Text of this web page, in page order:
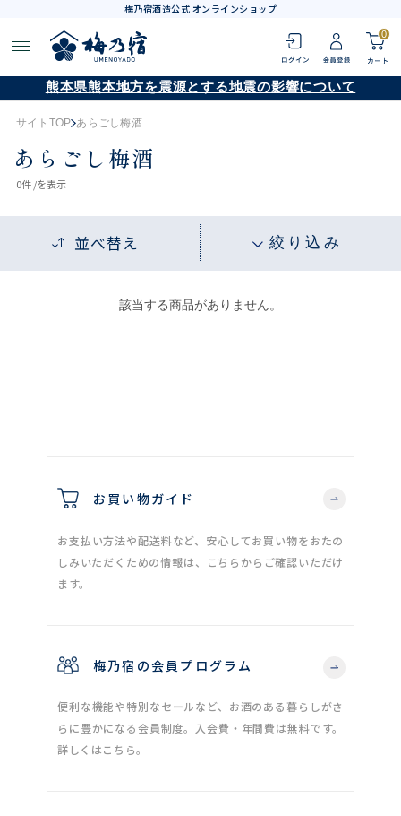
梅乃宿酒造公式 オンラインショップ
0
熊本県熊本地方を震源とする地震の影響について
サイトTOP あらごし梅酒
あらごし梅酒
0件 /を表示
並べ替え 絞り込み
該当する商品がありません。
お買い物ガイド
お支払い方法や配送料など、安心してお買い物をおたの
しみいただくための情報は、こちらからご確認いただけ
ます。
梅乃宿の会員プログラム
便利な機能や特別なセールなど、お酒のある暮らしがさ
らに豊かになる会員制度。入会費・年間費は無料です。
詳しくはこちら。